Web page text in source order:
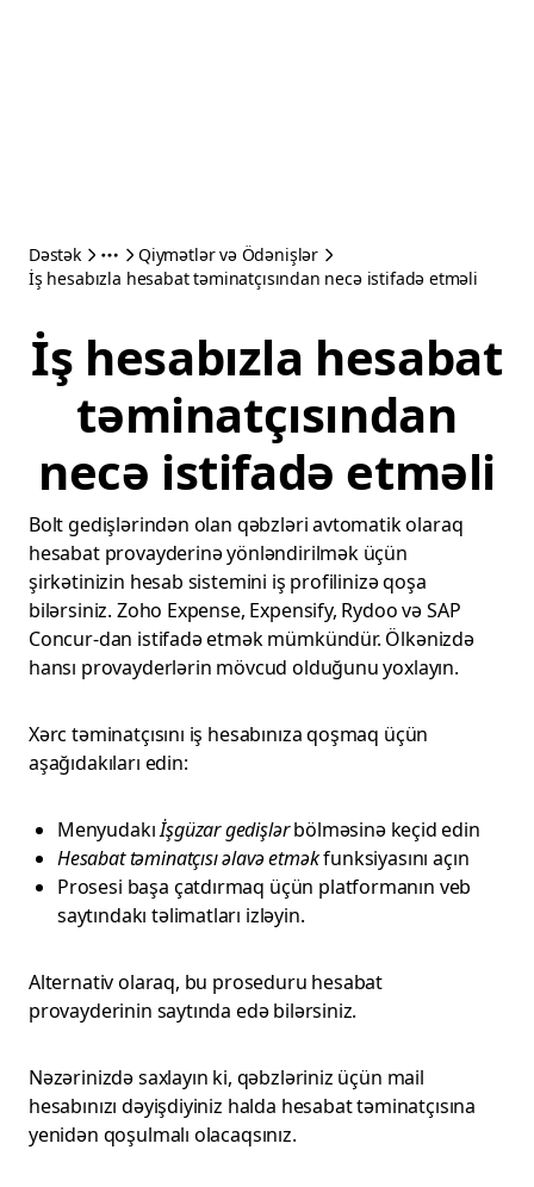
Dəstək
Qiymətlər və Ödənişlər
İş hesabızla hesabat təminatçısından necə istifadə etməli
İş hesabızla hesabat
təminatçısından
necə istifadə etməli
Bolt gedişlərindən olan qəbzləri avtomatik olaraq
hesabat provayderinə yönləndirilmək üçün
şirkətinizin hesab sistemini iş profilinizə qoşa
bilərsiniz. Zoho Expense, Expensify, Rydoo və SAP
Concur-dan istifadə etmək mümkündür. Ölkənizdə
hansı provayderlərin mövcud olduğunu yoxlayın.
Xərc təminatçısını iş hesabınıza qoşmaq üçün
aşağıdakıları edin:
Menyudakıİşgüzar gedişlərbölməsinə keçid edin
Hesabat təminatçısı əlavə etməkfunksiyasını açın
Prosesi başa çatdırmaq üçün platformanın veb
saytındakı təlimatları izləyin.
Alternativ olaraq, bu proseduru hesabat
provayderinin saytında edə bilərsiniz.
Nəzərinizdə saxlayın ki, qəbzləriniz üçün mail
hesabınızı dəyişdiyiniz halda hesabat təminatçısına
yenidən qoşulmalı olacaqsınız.